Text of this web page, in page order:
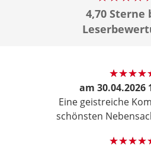
4,70 Sterne
am 30.04.2026
Eine geistreiche
schönsten